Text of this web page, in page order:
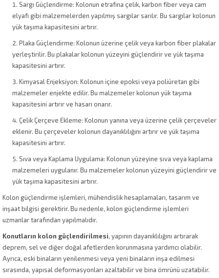
Sargı Güçlendirme: Kolonun etrafına çelik, karbon fiber veya cam
elyafı gibi malzemelerden yapılmış sargılar sarılır. Bu sargılar kolonun
yük taşıma kapasitesini artırır.
Plaka Güçlendirme: Kolonun üzerine çelik veya karbon fiber plakalar
yerleştirilir. Bu plakalar kolonun yüzeyini güçlendirir ve yük taşıma
kapasitesini artırır.
Kimyasal Enjeksiyon: Kolonun içine epoksi veya poliüretan gibi
malzemeler enjekte edilir. Bu malzemeler kolonun yük taşıma
kapasitesini artırır ve hasarı onarır.
Çelik Çerçeve Ekleme: Kolonun yanına veya üzerine çelik çerçeveler
eklenir. Bu çerçeveler kolonun dayanıklılığını artırır ve yük taşıma
kapasitesini artırır.
Sıva veya Kaplama Uygulama: Kolonun yüzeyine sıva veya kaplama
malzemeleri uygulanır. Bu malzemeler kolonun yüzeyini güçlendirir ve
yük taşıma kapasitesini artırır.
Kolon güçlendirme işlemleri, mühendislik hesaplamaları, tasarım ve
inşaat bilgisi gerektirir. Bu nedenle, kolon güçlendirme işlemleri
uzmanlar tarafından yapılmalıdır.
Konutların kolon güçlendirilmesi, yapının dayanıklılığını artırarak
deprem, sel ve diğer doğal afetlerden korunmasına yardımcı olabilir.
Ayrıca, eski binaların yenilenmesi veya yeni binaların inşa edilmesi
sırasında, yapısal deformasyonları azaltabilir ve bina ömrünü uzatabilir.